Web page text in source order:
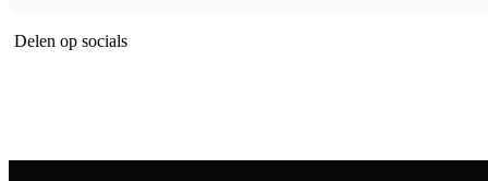
Delen op socials